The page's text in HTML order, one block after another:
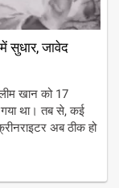
सुधार, जावेद
खान को 17
गया था। तब से, कई
अब ठीक हो